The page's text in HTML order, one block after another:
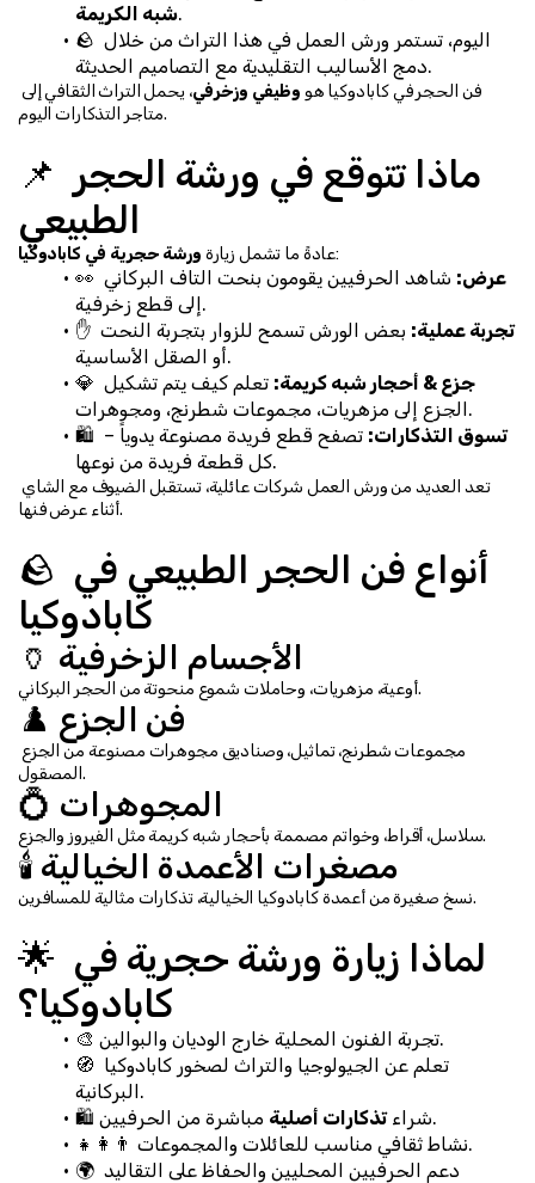
شبه الكريمة.
🪨 اليوم، تستمر ورش العمل في هذا التراث من خلال
دمج الأساليب التقليدية مع التصاميم الحديثة.
فن الحجر في كابادوكيا هو وظيفي وزخرفي
متاجر التذكارات اليوم.
📌 ماذا تتوقع في ورشة الحجر
الطبيعي
عادةً ما تشمل زيارة ورشة حجرية في كابادوكيا :
👀 عرض:
إلى قطع زخرفية.
✋
تجربة عملية:
أو الصقل الأساسية.
💎
جزع & أحجار شبه كريمة:
الجزع إلى مزهريات، مجموعات شطرنج، ومجوهرات.
🛍️
تسوق التذكارات:
كل قطعة فريدة من نوعها.
أثناء عرض فنها.
🪨 أنواع فن الحجر الطبيعي في
كابادوكيا
🏺 الأجسام الزخرفية
أوعية، مزهريات، وحاملات شموع منحوتة من الحجر البركاني.
♟️ فن الجزع
المصقول.
💍 المجوهرات
سلاسل، أقراط، وخواتم مصممة بأحجار شبه كريمة مثل الفيروز والجزع.
🕯️ مصغرات الأعمدة الخيالية
نسخ صغيرة من أعمدة كابادوكيا الخيالية، تذكارات مثالية للمسافرين.
🌟 لماذا زيارة ورشة حجرية في
كابادوكيا؟
🎨 تجربة الفنون المحلية خارج الوديان والبوالين.
🧭 تعلم عن الجيولوجيا والتراث لصخور كابادوكيا
البركانية.
🛍️ شراء تذكارات أصلية
مباشرة من الحرفيين.
👨‍👩‍👧 نشاط ثقافي مناسب للعائلات والمجموعات.
🌍 دعم الحرفيين المحليين والحفاظ على التقاليد